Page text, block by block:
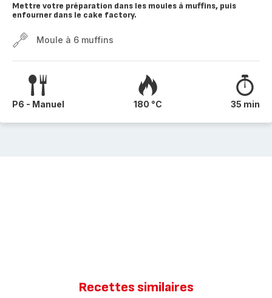
Mettre votre préparation dans les moules à muffins, puis
enfourner dans le cake factory.
Moule à 6 muffins
P6 - Manuel 180 °C 35 min
Recettes similaires